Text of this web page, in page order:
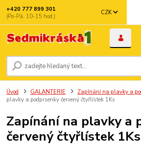
CZK
+420 777 899 301
(Po-Pá, 10-15 hod.)
Úvod GALANTERIE Zapínání na plavky a
plavky a podprsenky červený čtyřlístek 1Ks
Zapínání na plavky a
červený čtyřlístek 1Ks